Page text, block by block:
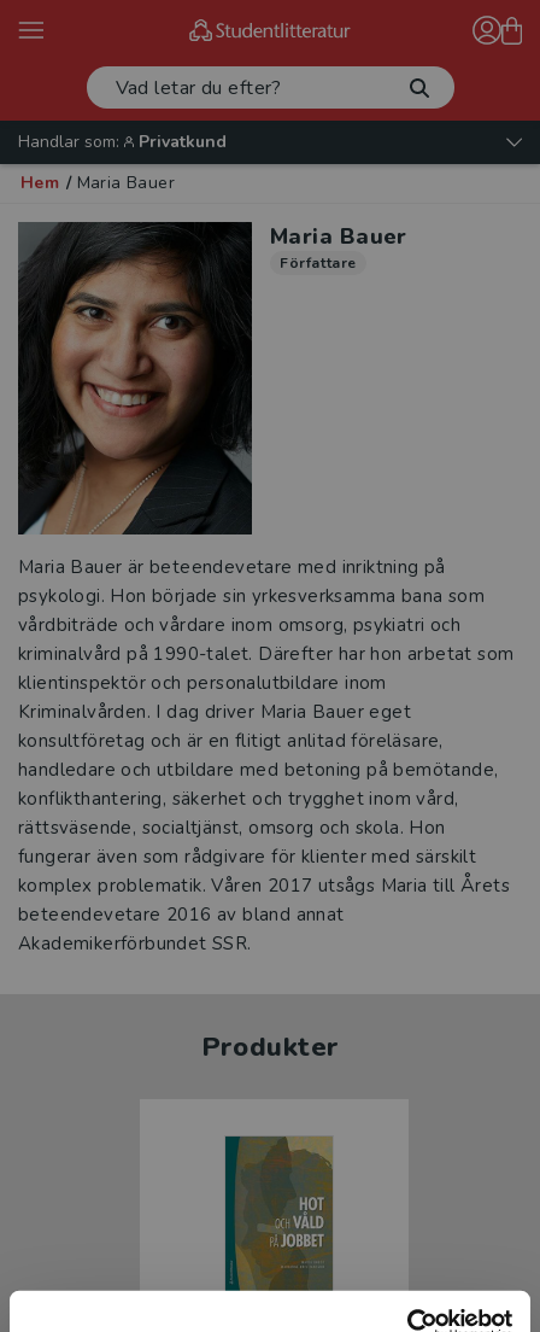
Handlar som:
Privatkund
Hem / Maria Bauer
Maria Bauer
Författare
Maria Bauer är beteendevetare med inriktning på
psykologi. Hon började sin yrkesverksamma bana som
vårdbiträde och vårdare inom omsorg, psykiatri och
kriminalvård på 1990-talet. Därefter har hon arbetat som
klientinspektör och personalutbildare inom
Kriminalvården. I dag driver Maria Bauer eget
konsultföretag och är en flitigt anlitad föreläsare,
handledare och utbildare med betoning på bemötande,
konflikthantering, säkerhet och trygghet inom vård,
rättsväsende, socialtjänst, omsorg och skola. Hon
fungerar även som rådgivare för klienter med särskilt
komplex problematik. Våren 2017 utsågs Maria till Årets
beteendevetare 2016 av bland annat
Akademikerförbundet SSR.
Produkter